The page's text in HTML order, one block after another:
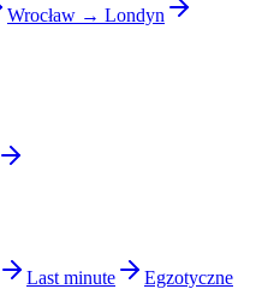
Wrocław → Londyn
Last minute
Egzotyczne